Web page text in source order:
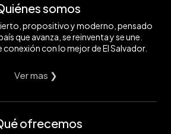
somos
propositivo y moderno, pensado
que avanza, se reinventa y se une.
con lo mejor de El Salvador.
Ver mas ❯
ofrecemos